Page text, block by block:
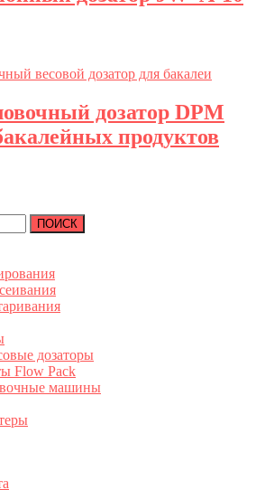
дозатор DPM
продуктов
дозаторы
Flow Pack
машины